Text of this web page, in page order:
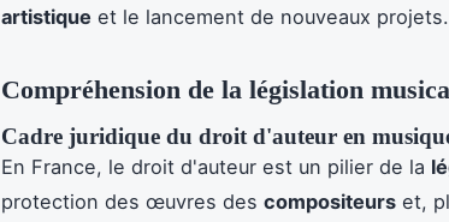
artistique et le lancement de nouveaux projets.
Compréhension de la législation
Cadre juridique du droit d'auteur en
En France, le droit d'auteur est un pilier de la
protection des œuvres des compositeurs et,